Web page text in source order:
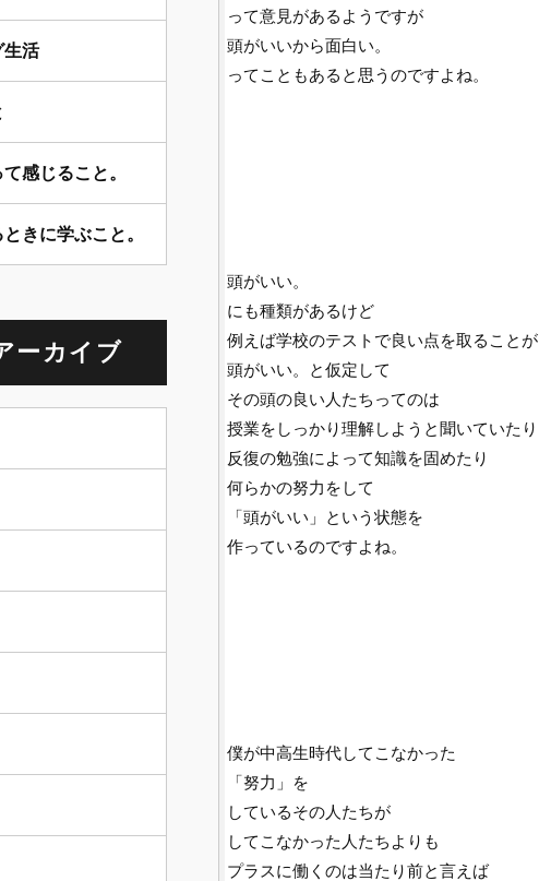
って意見があるようですが
頭がいいから面白い。
ってこともあると思うのですよね。
頭がいい。
にも種類があるけど
例えば学校のテストで良い点を取ることが
頭がいい。と仮定して
その頭の良い人たちってのは
授業をしっかり理解しようと聞いていたり
反復の勉強によって知識を固めたり
何らかの努力をして
「頭がいい」という状態を
作っているのですよね。
僕が中高生時代してこなかった
「努力」を
しているその人たちが
してこなかった人たちよりも
プラスに働くのは当たり前と言えば
生活
感じること。
きに学ぶこと。
ーカイブ